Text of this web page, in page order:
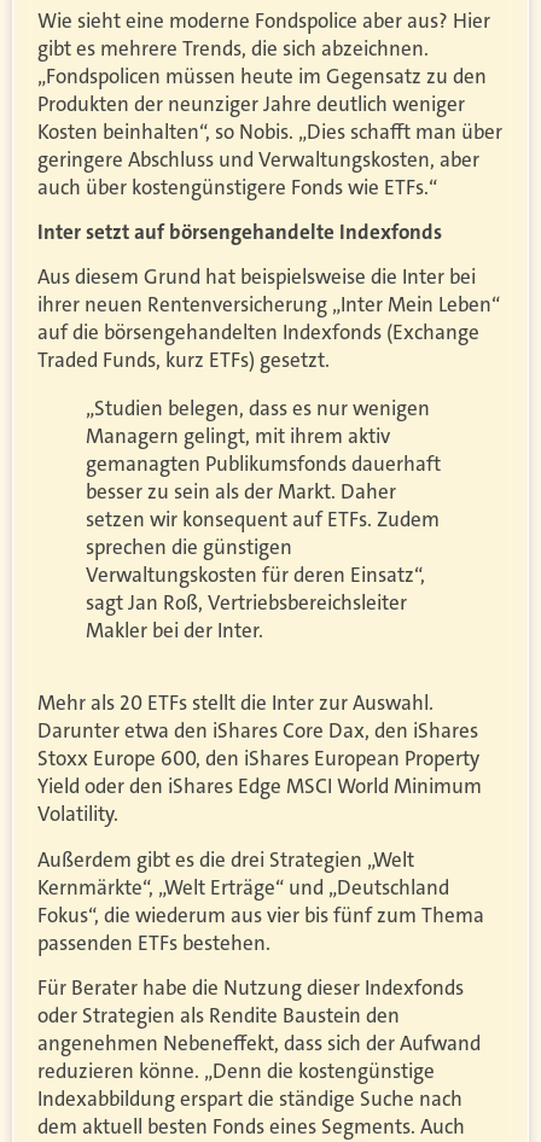
Wie sieht eine moderne Fondspolice aber aus? Hier
gibt es mehrere Trends, die sich abzeichnen.
„Fondspolicen müssen heute im Gegensatz zu den
Produkten der neunziger Jahre deutlich weniger
Kosten beinhalten“, so Nobis. „Dies schafft man über
geringere Abschluss und Verwaltungskosten, aber
auch über kostengünstigere Fonds wie ETFs.“
Inter setzt auf börsengehandelte Indexfonds
Aus diesem Grund hat beispielsweise die Inter bei
ihrer neuen Rentenversicherung „Inter Mein Leben“
auf die börsengehandelten Indexfonds (Exchange
Traded Funds, kurz ETFs) gesetzt.
„Studien belegen, dass es nur wenigen
Managern gelingt, mit ihrem aktiv
gemanagten Publikumsfonds dauerhaft
besser zu sein als der Markt. Daher
setzen wir konsequent auf ETFs. Zudem
sprechen die günstigen
Verwaltungskosten für deren Einsatz“,
sagt Jan Roß, Vertriebsbereichsleiter
Makler bei der Inter.
Mehr als 20 ETFs stellt die Inter zur Auswahl.
Darunter etwa den iShares Core Dax, den iShares
Stoxx Europe 600, den iShares European Property
Yield oder den iShares Edge MSCI World Minimum
Volatility.
Außerdem gibt es die drei Strategien „Welt
Kernmärkte“, „Welt Erträge“ und „Deutschland
Fokus“, die wiederum aus vier bis fünf zum Thema
passenden ETFs bestehen.
Für Berater habe die Nutzung dieser Indexfonds
oder Strategien als Rendite Baustein den
angenehmen Nebeneffekt, dass sich der Aufwand
reduzieren könne. „Denn die kostengünstige
Indexabbildung erspart die ständige Suche nach
dem aktuell besten Fonds eines Segments. Auch